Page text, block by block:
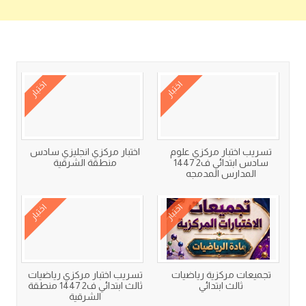
اختبار
تسريب اختبار مركزي علوم
سادس ابتدائي ف2 1447
المدارس المدمجه
اختبار
اختبار مركزي انجليزي سادس
منطقة الشرقية
اختبار
تجميعات مركزية رياضيات
ثالث ابتدائي
اختبار
تسريب اختبار مركزي رياضيات
ثالث ابتدائي ف2 1447 منطقة
الشرقية